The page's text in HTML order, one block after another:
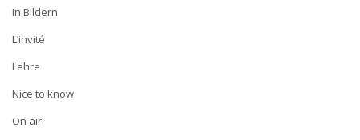
In Bildern
L’invité
Lehre
Nice to know
On air